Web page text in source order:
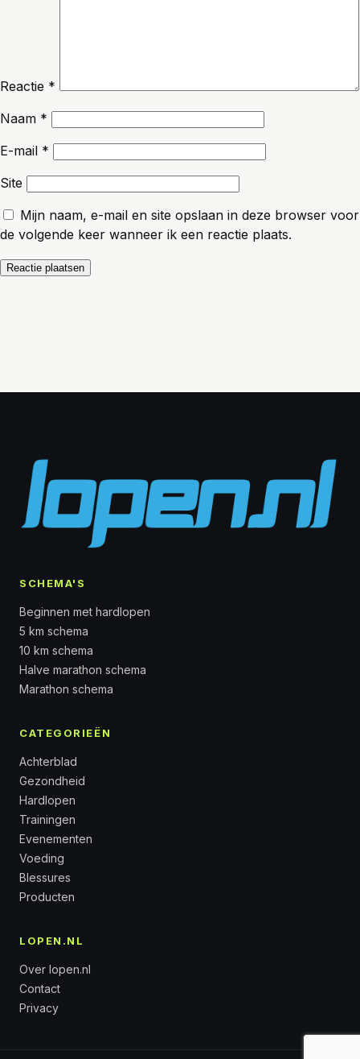
Reactie *
Naam *
E-mail *
Site
Mijn naam, e-mail en site opslaan in deze browser voor
de volgende keer wanneer ik een reactie plaats.
SCHEMA'S
Beginnen met hardlopen
5 km schema
10 km schema
Halve marathon schema
Marathon schema
CATEGORIEËN
Achterblad
Gezondheid
Hardlopen
Trainingen
Evenementen
Voeding
Blessures
Producten
LOPEN.NL
Over lopen.nl
Contact
Privacy